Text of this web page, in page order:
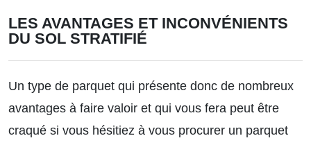
LES AVANTAGES ET INCONVÉNIENTS
DU SOL STRATIFIÉ
Un type de parquet qui présente donc de nombreux
avantages à faire valoir et qui vous fera peut être
craqué si vous hésitiez à vous procurer un parquet